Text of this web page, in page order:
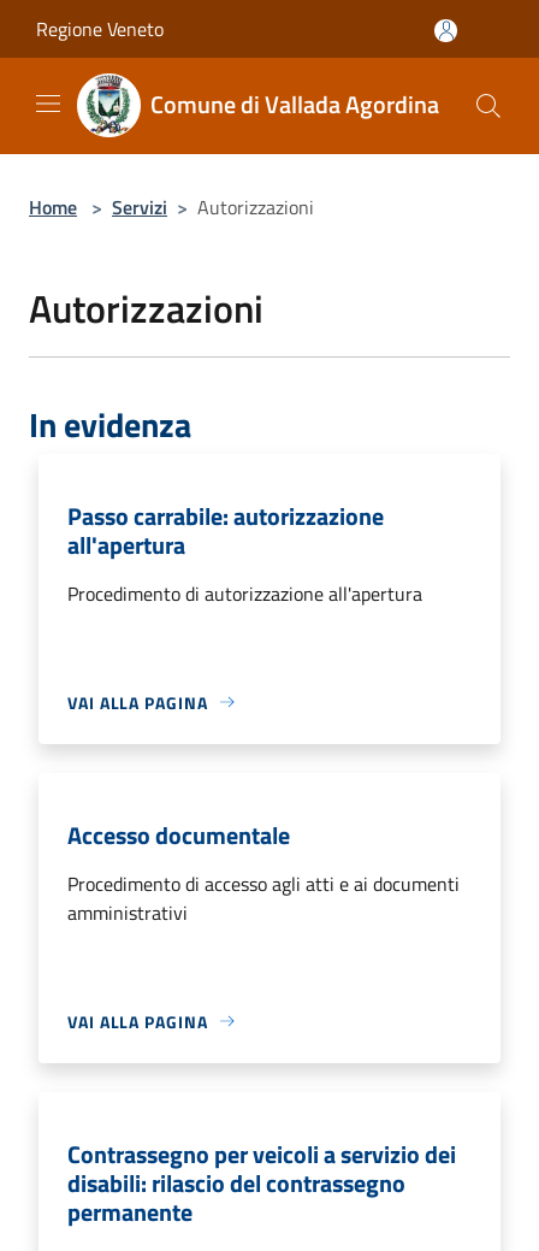
Regione Veneto
Comune di Vallada Agordina
Home > Servizi > Autorizzazioni
Autorizzazioni
In evidenza
Passo carrabile: autorizzazione
all'apertura
Procedimento di autorizzazione all'apertura
VAI ALLA PAGINA
Accesso documentale
Procedimento di accesso agli atti e ai documenti
amministrativi
VAI ALLA PAGINA
Contrassegno per veicoli a servizio dei
disabili: rilascio del contrassegno
permanente